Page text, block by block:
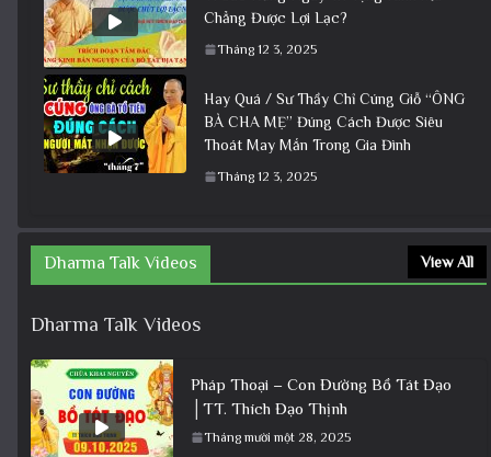
Chẳng Được Lợi Lạc?
Tháng 12 3, 2025
Hay Quá / Sư Thầy Chỉ Cúng Giỗ “ÔNG
BÀ CHA MẸ” Đúng Cách Được Siêu
Thoát May Mắn Trong Gia Đình
Tháng 12 3, 2025
Dharma Talk Videos View All
Dharma Talk Videos
Pháp Thoại – Con Đường Bồ Tát Đạo
│TT. Thích Đạo Thịnh
Tháng mười một 28, 2025